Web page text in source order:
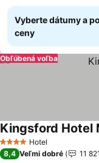
Vyberte dátumy a
ceny
Obľúbená voľba
4 Počet hviezdičiek
Hotel
Kingsford Hotel
8,4 Veľmi dobré 11 821